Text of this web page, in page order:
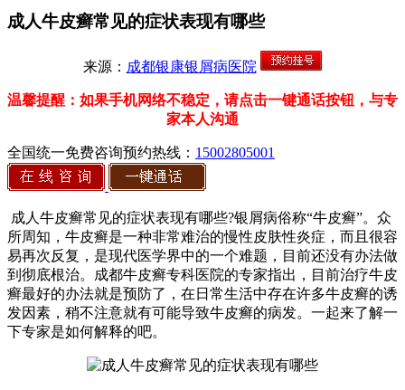
成人牛皮癣常见的症状表现有哪些
来源： 成都银康银屑病医院
温馨提醒：如果手机网络不稳定，请点击一键通话按钮，与专
家本人沟通
全国统一免费咨询预约热线： 15002805001
成人牛皮癣常见的症状表现有哪些?银屑病俗称“牛皮癣”。众
所周知，牛皮癣是一种非常难治的慢性皮肤性炎症，而且很容
易再次反复，是现代医学界中的一个难题，目前还没有办法做
到彻底根治。成都牛皮癣专科医院的专家指出，目前治疗牛皮
癣最好的办法就是预防了，在日常生活中存在许多牛皮癣的诱
发因素，稍不注意就有可能导致牛皮癣的病发。一起来了解一
下专家是如何解释的吧。